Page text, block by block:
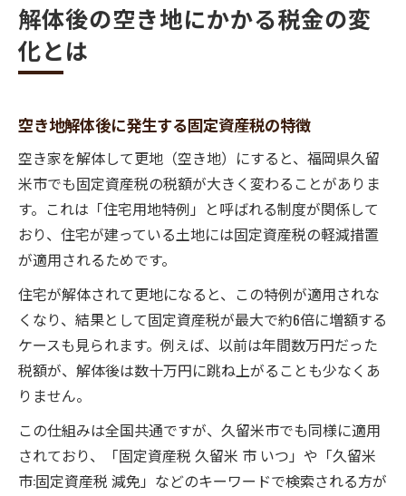
解体後の空き地にかかる税金の変
化とは
空き地解体後に発生する固定資産税の特徴
空き家を解体して更地（空き地）にすると、福岡県久留
米市でも固定資産税の税額が大きく変わることがありま
す。これは「住宅用地特例」と呼ばれる制度が関係して
おり、住宅が建っている土地には固定資産税の軽減措置
が適用されるためです。
住宅が解体されて更地になると、この特例が適用されな
くなり、結果として固定資産税が最大で約6倍に増額する
ケースも見られます。例えば、以前は年間数万円だった
税額が、解体後は数十万円に跳ね上がることも少なくあ
りません。
この仕組みは全国共通ですが、久留米市でも同様に適用
されており、「固定資産税 久留米 市 いつ」や「久留米
市:固定資産税 減免」などのキーワードで検索される方が